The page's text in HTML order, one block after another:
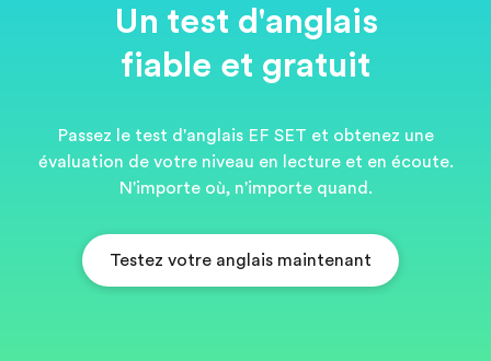
Un test d'anglais
fiable et gratuit
Passez le test d'anglais EF SET et obtenez une
évaluation de votre niveau en lecture et en écoute.
N'importe où, n'importe quand.
Testez votre anglais maintenant